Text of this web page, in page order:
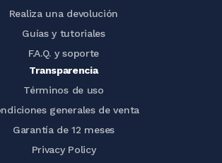
Realiza una devolución
Guías y tutoriales
F.A.Q. y soporte
Transparencia
Términos de uso
generales de venta
Garantía de 12 meses
Privacy Policy